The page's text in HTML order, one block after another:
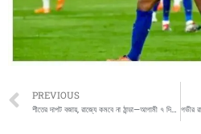
Prev
PREVIOUS
শীতের দাপট বজায়, রাজ্যে কমবে না ঠান্ডা—আগামী ৭ দিন কুয়াশায় ঢাকবে বাংলা